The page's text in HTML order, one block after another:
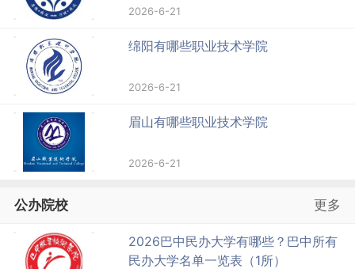
2026-6-21
绵阳有哪些职业技术学院
2026-6-21
眉山有哪些职业技术学院
2026-6-21
公办院校 更多
2026巴中民办大学有哪些？巴中所有
民办大学名单一览表（1所）